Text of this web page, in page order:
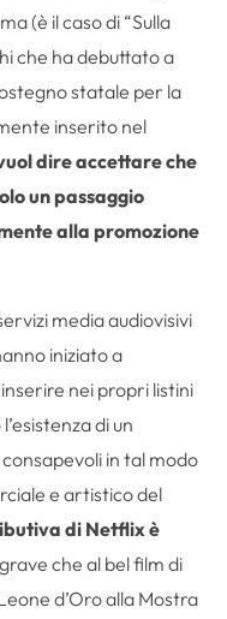
(è il caso di “Sulla
che ha debuttato a
statale per la
inserito nel
dire accettare che
un passaggio
alla promozione
media audiovisivi
iniziato a
nei propri listini
di un
in tal modo
e artistico del
di Netflix è
che al bel film di
d’Oro alla Mostra